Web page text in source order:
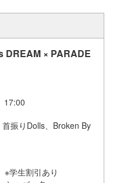
DREAM × PARADE
17:00
振りDolls、Broken By
学生割引あり